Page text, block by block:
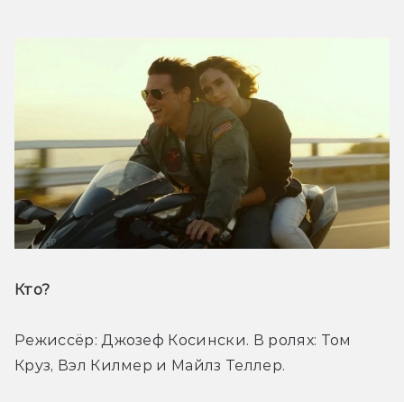
Кто?
Режиссёр: Джозеф Косински. В ролях: Том
Круз, Вэл Килмер и Майлз Теллер.